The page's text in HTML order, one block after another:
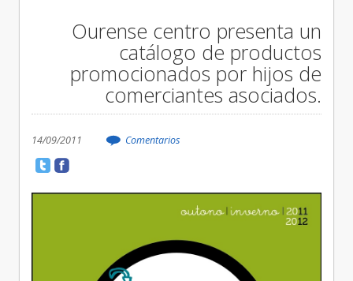
Ourense centro presenta un
catálogo de productos
promocionados por hijos de
comerciantes asociados.
14/09/2011 Comentarios